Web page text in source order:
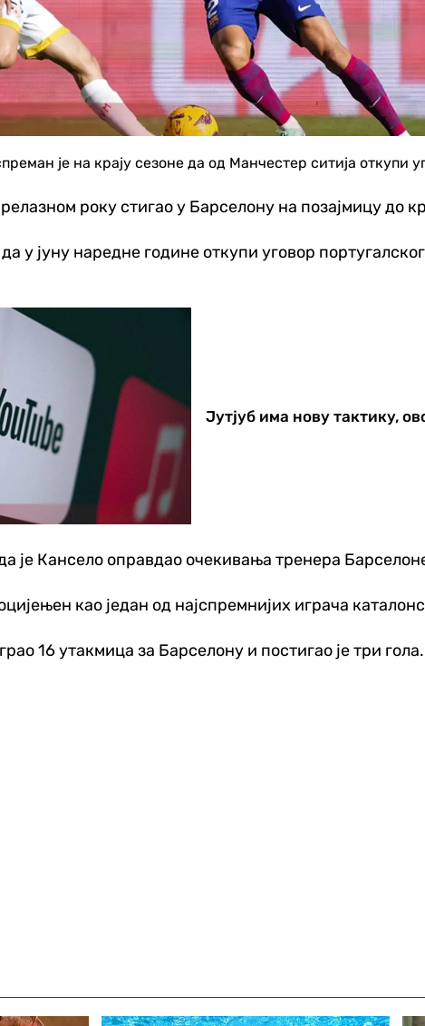
је на крају сезоне да од Манчестер ситија
року стигао у Барселону на позајмицу до
у јуну наредне године откупи уговор
Јутјуб има нову тактику,
је Кансело оправдао очекивања тренера
као један од најспремнијих играча
16 утакмица за Барселону и постигао је три гола.